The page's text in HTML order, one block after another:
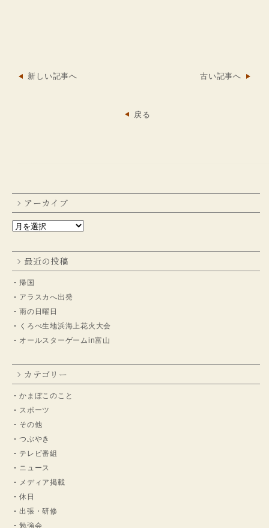
新しい記事へ 古い記事へ
戻る
アーカイブ
最近の投稿
帰国
アラスカへ出発
雨の日曜日
くろべ生地浜海上花火大会
オールスターゲームin富山
カテゴリー
かまぼこのこと
スポーツ
その他
つぶやき
テレビ番組
ニュース
メディア掲載
休日
出張・研修
勉強会